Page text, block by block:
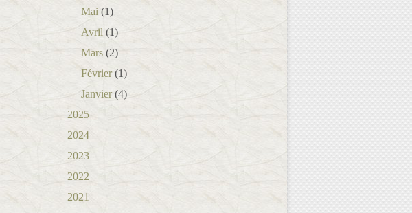
Mai (1)
Avril (1)
Mars (2)
Février(1)
Janvier(4)
2025
2024
2023
2022
2021